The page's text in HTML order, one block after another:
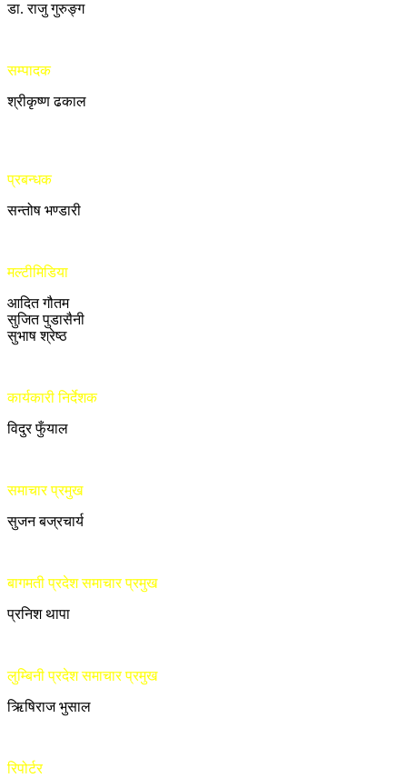
डा. राजु गुरुङ्ग
सम्पादक
श्रीकृष्ण ढकाल
प्रबन्धक
सन्तोष भण्डारी
मल्टीमिडिया
आदित गौतम
सुजित पुडासैनी
सुभाष श्रेष्ठ
कार्यकारी निर्देशक
विदुर फुँयाल
समाचार प्रमुख
सुजन बज्रचार्य
बागमती प्रदेश समाचार प्रमुख
प्रनिश थापा
लुम्बिनी प्रदेश समाचार प्रमुख
ऋिषिराज भुसाल
रिपोर्टर